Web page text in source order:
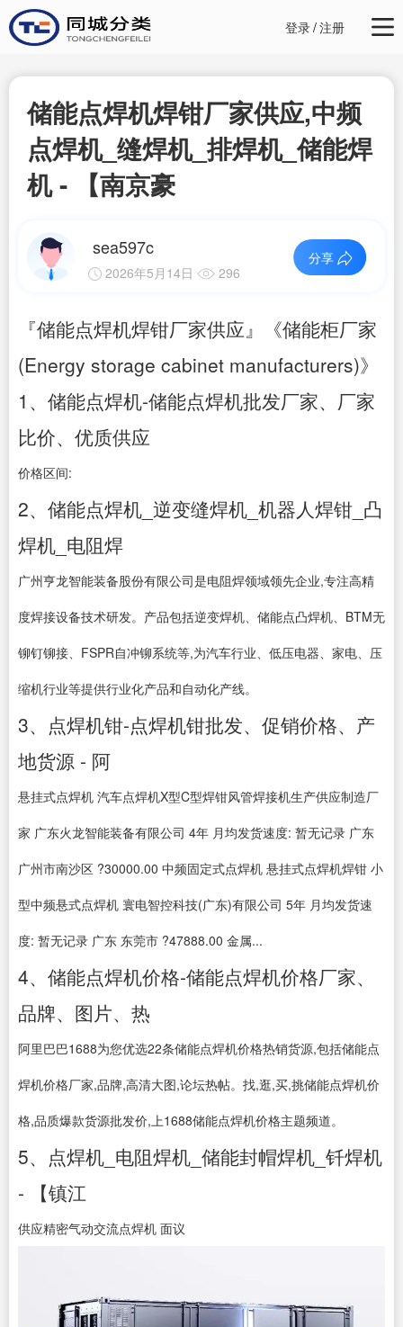
登录/注册
储能点焊机焊钳厂家供应,中频
点焊机_缝焊机_排焊机_储能焊
机 - 【南京豪
sea597c
2026年5月14日 296
分享
『储能点焊机焊钳厂家供应』《储能柜厂家
(Energy storage cabinet manufacturers)》
1、储能点焊机-储能点焊机批发厂家、厂家
比价、优质供应
价格区间:
2、储能点焊机_逆变缝焊机_机器人焊钳_凸
焊机_电阻焊
广州亨龙智能装备股份有限公司是电阻焊领域领先企业,专注高精
度焊接设备技术研发。产品包括逆变焊机、储能点凸焊机、BTM无
铆钉铆接、FSPR自冲铆系统等,为汽车行业、低压电器、家电、压
缩机行业等提供行业化产品和自动化产线。
3、点焊机钳-点焊机钳批发、促销价格、产
地货源 - 阿
悬挂式点焊机 汽车点焊机X型C型焊钳风管焊接机生产供应制造厂
家 广东火龙智能装备有限公司 4年 月均发货速度: 暂无记录 广东
广州市南沙区 ?30000.00 中频固定式点焊机 悬挂式点焊机焊钳 小
型中频悬式点焊机 寰电智控科技(广东)有限公司 5年 月均发货速
度: 暂无记录 广东 东莞市 ?47888.00 金属...
4、储能点焊机价格-储能点焊机价格厂家、
品牌、图片、热
阿里巴巴1688为您优选22条储能点焊机价格热销货源,包括储能点
焊机价格厂家,品牌,高清大图,论坛热帖。找,逛,买,挑储能点焊机价
格,品质爆款货源批发价,上1688储能点焊机价格主题频道。
5、点焊机_电阻焊机_储能封帽焊机_钎焊机
- 【镇江
供应精密气动交流点焊机 面议